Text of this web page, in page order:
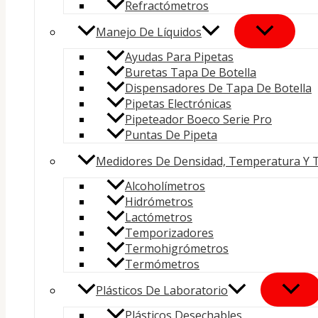
Refractómetros
Manejo De Líquidos
Ayudas Para Pipetas
Buretas Tapa De Botella
Dispensadores De Tapa De Botella
Pipetas Electrónicas
Pipeteador Boeco Serie Pro
Puntas De Pipeta
Medidores De Densidad, Temperatura Y
Alcoholímetros
Hidrómetros
Lactómetros
Temporizadores
Termohigrómetros
Termómetros
Plásticos De Laboratorio